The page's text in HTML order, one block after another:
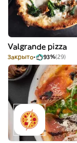
Valgrande pizza
Закрыто 93%(29)